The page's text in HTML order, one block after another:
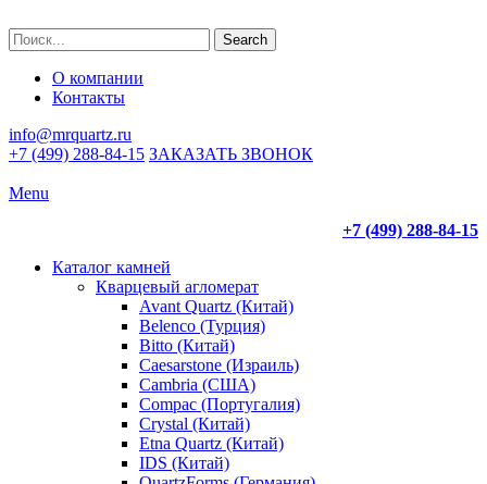
Search
О компании
Контакты
info@mrquartz.ru
+7 (499) 288-84-15 ЗАКАЗАТЬ ЗВОНОК
Menu
+7 (499) 288-84-15
Каталог камней
Кварцевый агломерат
Avant Quartz (Китай)
Belenco (Турция)
Bitto (Китай)
Caesarstone (Израиль)
Cambria (США)
Compac (Португалия)
Crystal (Китай)
Etna Quartz (Китай)
IDS (Китай)